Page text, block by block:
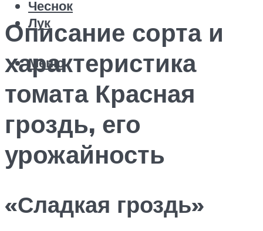
Чеснок
Лук
Меню
Описание сорта и
характеристика
томата Красная
гроздь, его
урожайность
«Сладкая гроздь»